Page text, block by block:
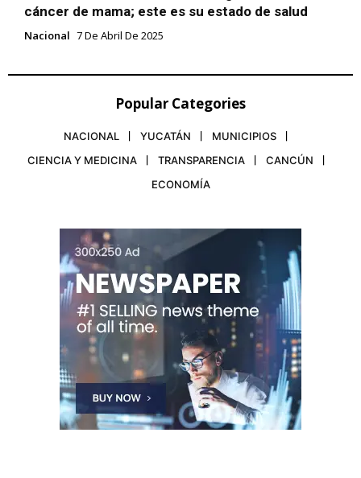
cáncer de mama; este es su estado de salud
Nacional 7 De Abril De 2025
Popular Categories
NACIONAL YUCATÁN
MUNICIPIOS
CIENCIA Y MEDICINA
TRANSPARENCIA
CANCÚN
ECONOMÍA